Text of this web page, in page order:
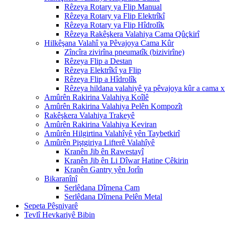
Rêzeya Rotary ya Flip Manual
Rêzeya Rotary ya Flip Elektrîkî
Rêzeya Rotary ya Flip Hîdrolîk
Rêzeya Rakêşkera Valahiya Cama Qûçkirî
Hilkêşana Valahî ya Pêvajoya Cama Kûr
Zîncîra zivirîna pneumatîk (bizivirîne)
Rêzeya Flip a Destan
Rêzeya Elektrîkî ya Flip
Rêzeya Flip a Hîdrolîk
Rêzeya hildana valahiyê ya pêvajoya kûr a cama
Amûrên Rakirina Valahiya Koîlê
Amûrên Rakirina Valahiya Pelên Kompozît
Rakêşkera Valahiya Trakeyê
Amûrên Rakirina Valahiya Keviran
Amûrên Hilgirtina Valahîyê yên Taybetkirî
Amûrên Piştgiriya Lifterê Valahîyê
Kranên Jib ên Rawestayî
Kranên Jib ên Li Dîwar Hatine Çêkirin
Kranên Gantry yên Jorîn
Bikaranînî
Serlêdana Dîmena Cam
Serlêdana Dîmena Pelên Metal
Sepeta Pêşniyarê
Tevlî Hevkariyê Bibin